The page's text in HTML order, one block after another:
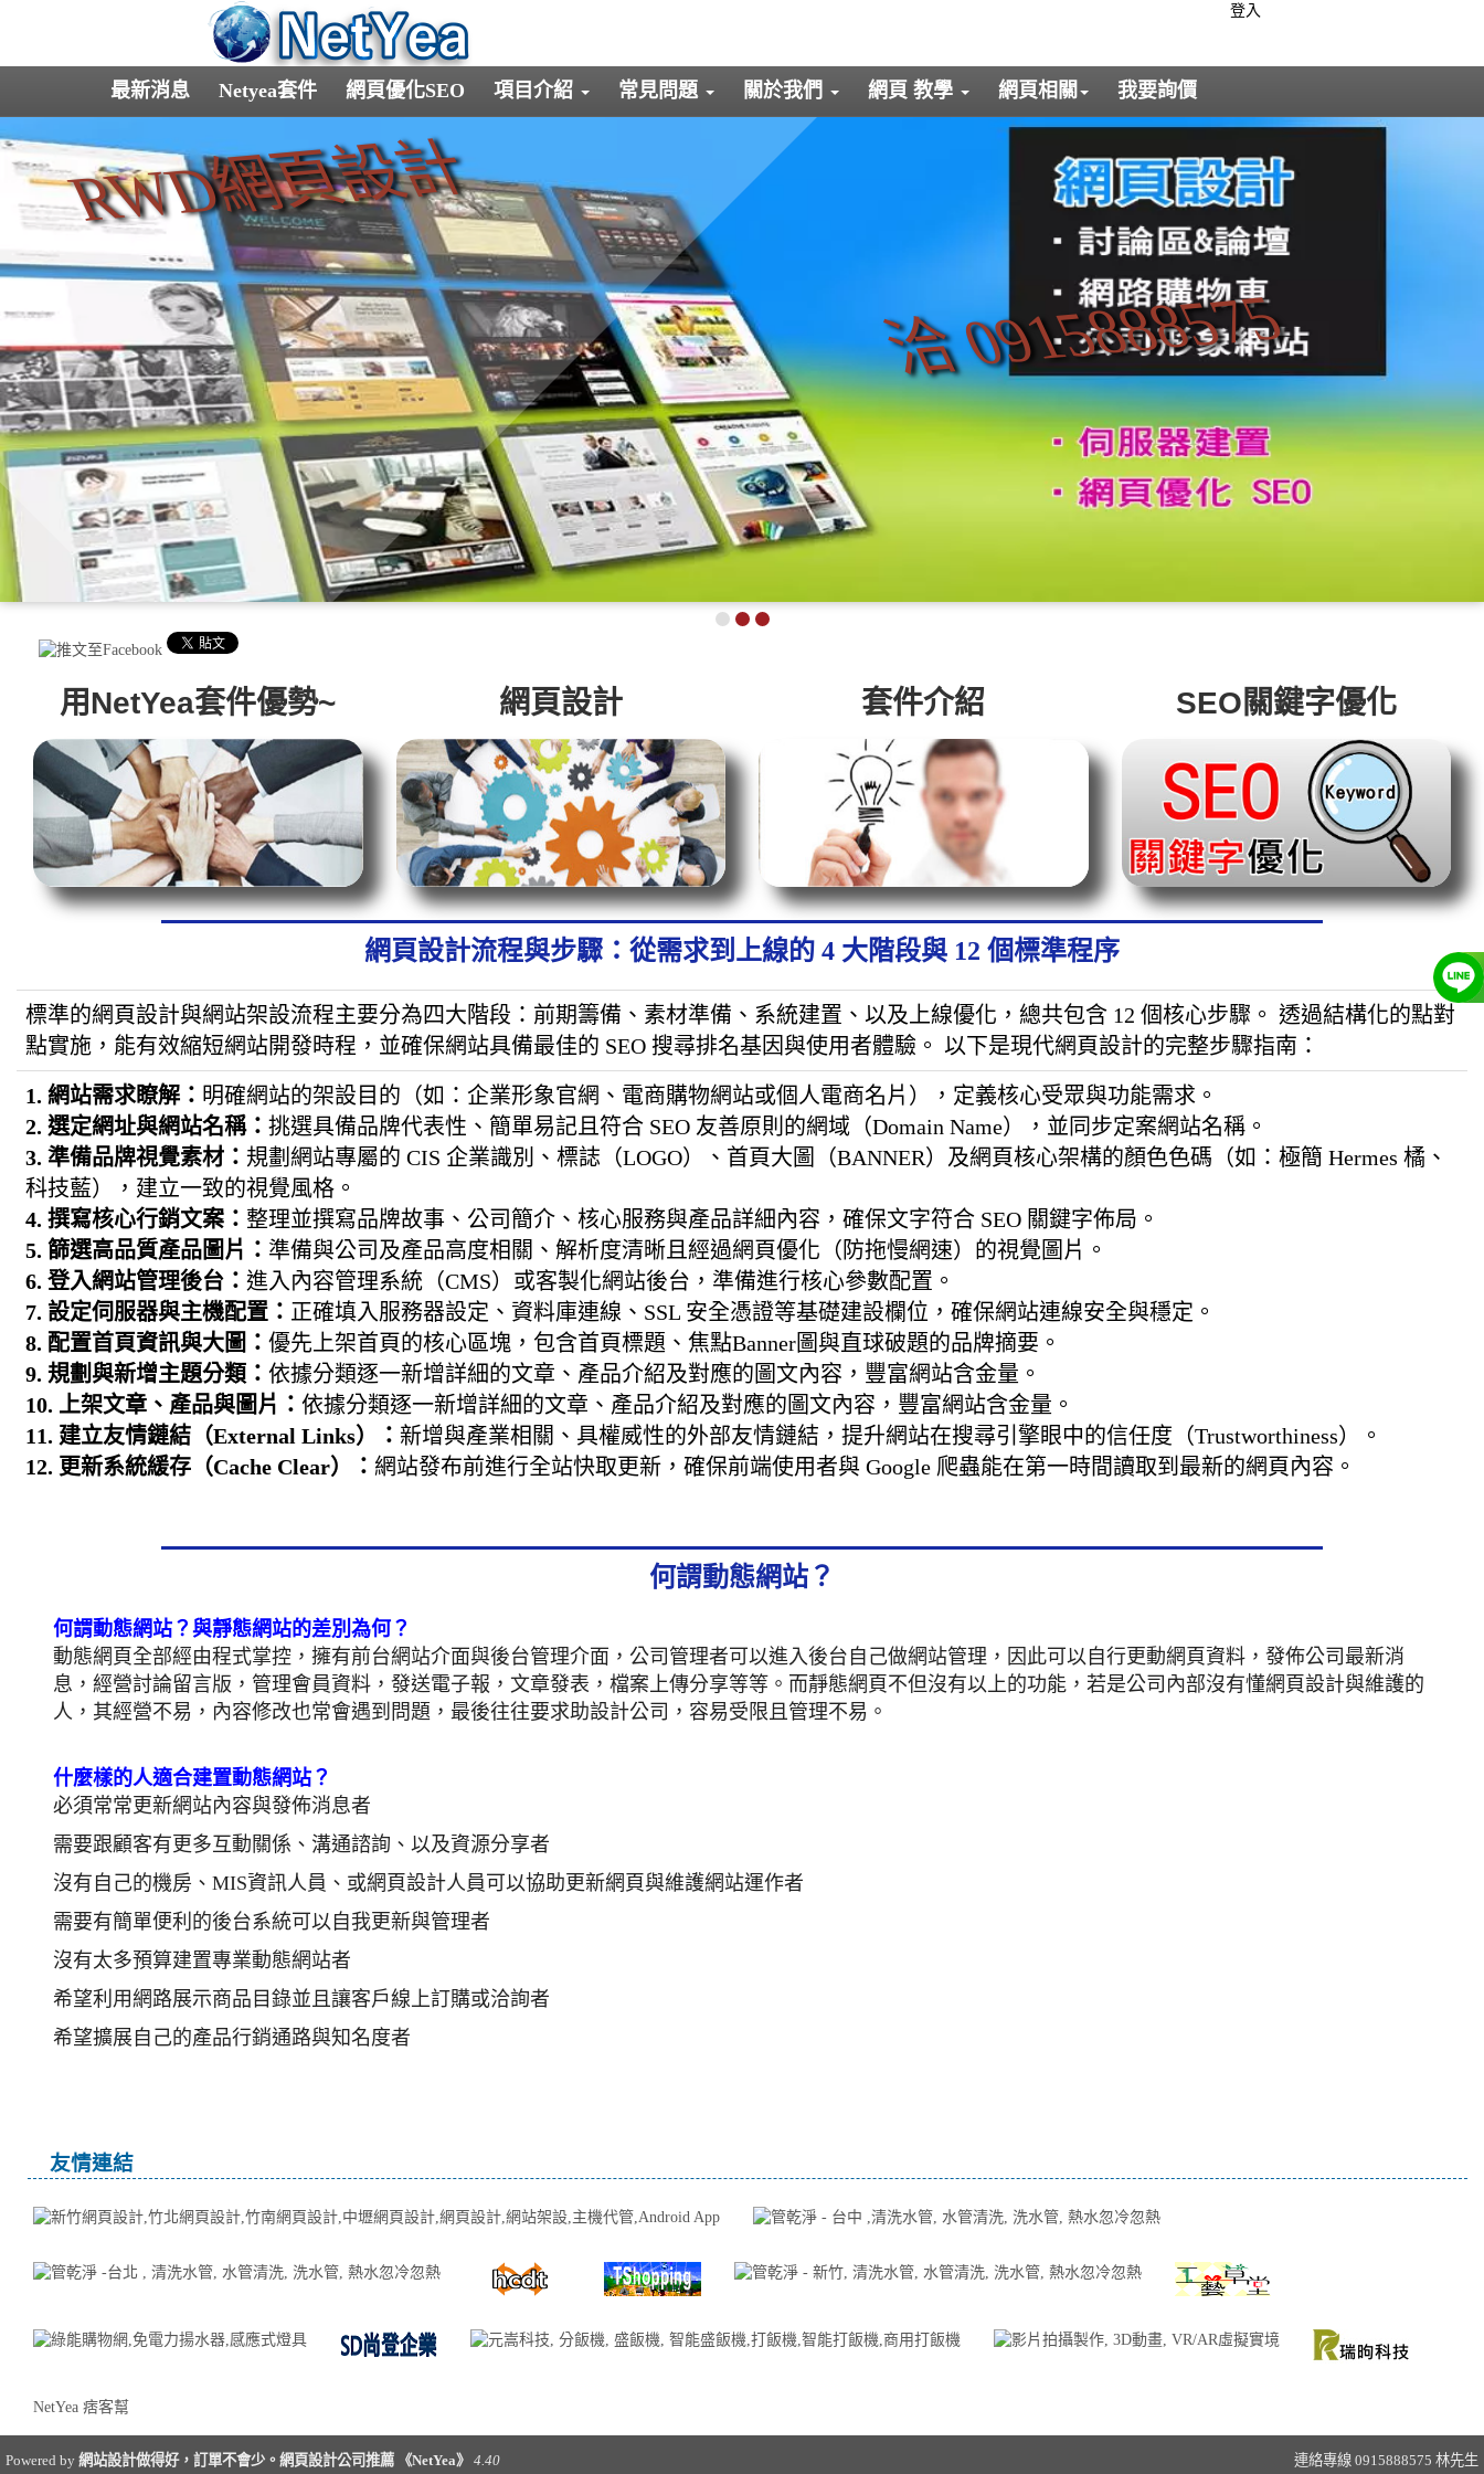
登入
最新消息 Netyea套件 網頁優化SEO 項目介紹 常見問題 關於我們 網頁 教學 網頁相關 我要詢價
RWD網頁設計
洽 0915888575
用NetYea套件優勢~ 網頁設計 套件介紹 SEO關鍵字優化
網頁設計流程與步驟：從需求到上線的 4 大階段與 12 個標準程序
標準的網頁設計與網站架設流程主要分為四大階段：前期籌備、素材準備、系統建置、以及上線優化，總共包含 12 個核心步驟。 透過結構化的點對
點實施，能有效縮短網站開發時程，並確保網站具備最佳的 SEO 搜尋排名基因與使用者體驗。 以下是現代網頁設計的完整步驟指南：
1. 網站需求瞭解： 明確網站的架設目的（如：企業形象官網、電商購物網站或個人電商名片），定義核心受眾與功能需求。
2. 選定網址與網站名稱： 挑選具備品牌代表性、簡單易記且符合 SEO 友善原則的網域（Domain Name），並同步定案網站名稱。
3. 準備品牌視覺素材： 規劃網站專屬的 CIS 企業識別、標誌（LOGO）、首頁大圖（BANNER）及網頁核心架構的顏色色碼（如：極簡 Hermes 橘、
科技藍），建立一致的視覺風格。
4. 撰寫核心行銷文案： 整理並撰寫品牌故事、公司簡介、核心服務與產品詳細內容，確保文字符合 SEO 關鍵字佈局。
5. 篩選高品質產品圖片： 準備與公司及產品高度相關、解析度清晰且經過網頁優化（防拖慢網速）的視覺圖片。
6. 登入網站管理後台： 進入內容管理系統（CMS）或客製化網站後台，準備進行核心參數配置。
7. 設定伺服器與主機配置： 正確填入服務器設定、資料庫連線、SSL 安全憑證等基礎建設欄位，確保網站連線安全與穩定。
8. 配置首頁資訊與大圖： 優先上架首頁的核心區塊，包含首頁標題、焦點Banner圖與直球破題的品牌摘要。
9. 規劃與新增主題分類： 依據分類逐一新增詳細的文章、產品介紹及對應的圖文內容，豐富網站含金量。
10. 上架文章、產品與圖片： 依據分類逐一新增詳細的文章、產品介紹及對應的圖文內容，豐富網站含金量。
11. 建立友情鏈結（External Links）： 新增與產業相關、具權威性的外部友情鏈結，提升網站在搜尋引擎眼中的信任度（Trustworthiness）。
12. 更新系統緩存（Cache Clear）： 網站發布前進行全站快取更新，確保前端使用者與 Google 爬蟲能在第一時間讀取到最新的網頁內容。
何謂動態網站？
何謂動態網站？與靜態網站的差別為何？
動態網頁全部經由程式掌控，擁有前台網站介面與後台管理介面，公司管理者可以進入後台自己做網站管理，因此可以自行更動網頁資料，發佈公司最新消
息，經營討論留言版，管理會員資料，發送電子報，文章發表，檔案上傳分享等等。而靜態網頁不但沒有以上的功能，若是公司內部沒有懂網頁設計與維護的
人，其經營不易，內容修改也常會遇到問題，最後往往要求助設計公司，容易受限且管理不易。
什麼樣的人適合建置動態網站？
必須常常更新網站內容與發佈消息者
需要跟顧客有更多互動關係、溝通諮詢、以及資源分享者
沒有自己的機房、MIS資訊人員、或網頁設計人員可以協助更新網頁與維護網站運作者
需要有簡單便利的後台系統可以自我更新與管理者
沒有太多預算建置專業動態網站者
希望利用網路展示商品目錄並且讓客戶線上訂購或洽詢者
希望擴展自己的產品行銷通路與知名度者
友情連結
NetYea 痞客幫
連絡專線 0915888575 林先生
Powered by 網站設計做得好，訂單不會少。網頁設計公司推薦 《NetYea》 4.40